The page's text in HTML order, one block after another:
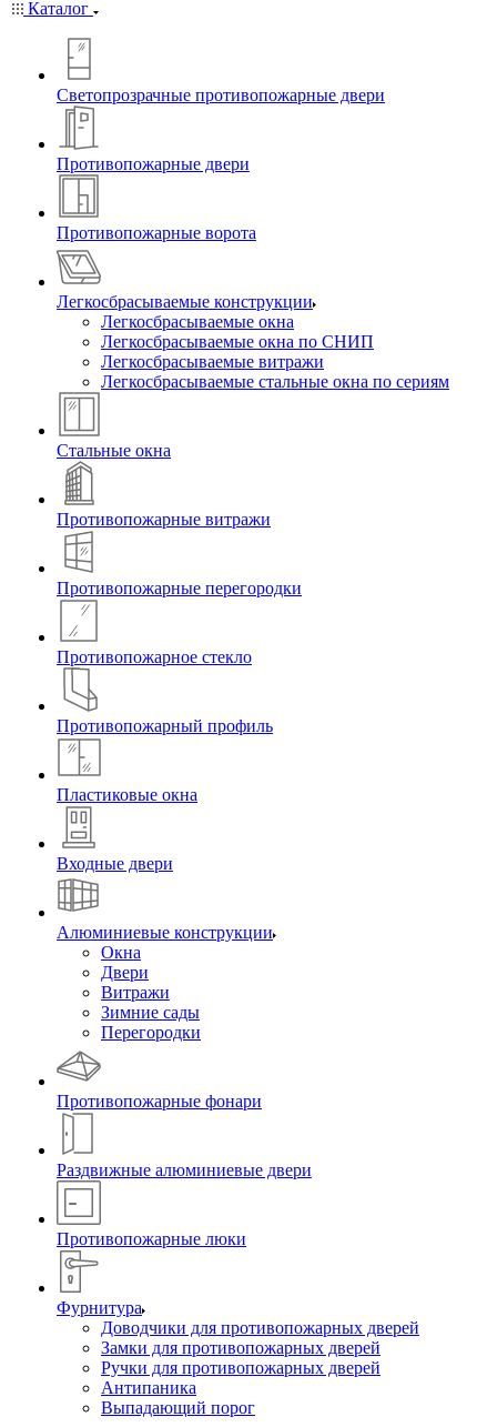
Каталог
Светопрозрачные противопожарные двери
Противопожарные двери
Противопожарные ворота
Легкосбрасываемые конструкции
Легкосбрасываемые окна
Легкосбрасываемые окна по СНИП
Легкосбрасываемые витражи
Легкосбрасываемые стальные окна по сериям
Стальные окна
Противопожарные витражи
Противопожарные перегородки
Противопожарное стекло
Противопожарный профиль
Пластиковые окна
Входные двери
Алюминиевые конструкции
Окна
Двери
Витражи
Зимние сады
Перегородки
Противопожарные фонари
Раздвижные алюминиевые двери
Противопожарные люки
Фурнитура
Доводчики для противопожарных дверей
Замки для противопожарных дверей
Ручки для противопожарных дверей
Антипаника
Выпадающий порог